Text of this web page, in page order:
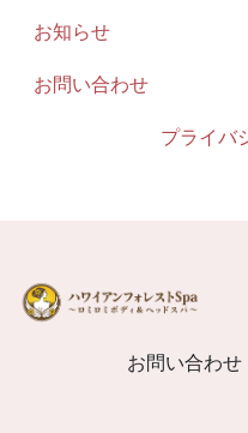
お知らせ
お問い合わせ
プライバ
お問い合わせ